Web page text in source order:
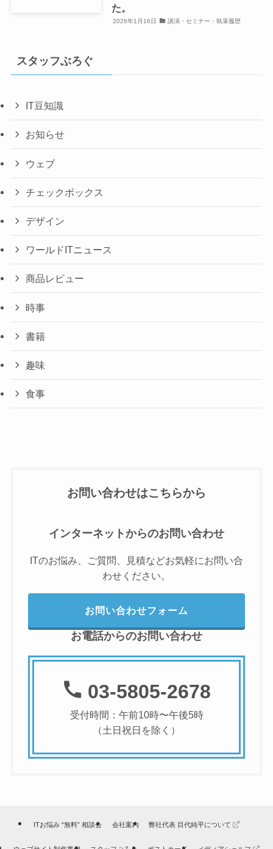
た。
2026年1月16日 講演・セミナー・執筆履歴
スタッフぶろぐ
IT豆知識
お知らせ
ウェブ
チェックボックス
デザイン
ワールドITニュース
商品レビュー
時事
書籍
趣味
食事
お問い合わせはこちらから
インターネットからのお問い合わせ
ITのお悩み、ご質問、見積などお気軽にお問い合
わせください。
お問い合わせフォーム
お電話からのお問い合わせ
03-5805-2678
受付時間：午前10時〜午後5時
（土日祝日を除く）
ITお悩み “無料” 相談会 会社案内 弊社代表 目代純平について